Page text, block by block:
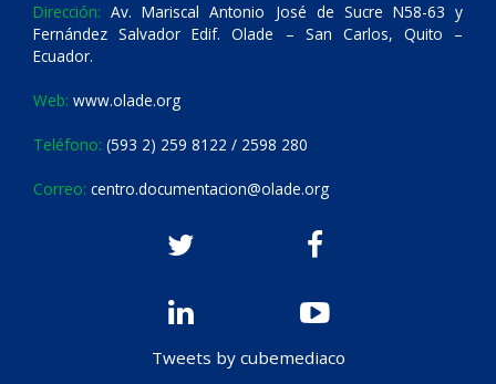
Dirección: Av. Mariscal Antonio José de Sucre N58-63 y
Fernández Salvador Edif. Olade – San Carlos, Quito –
Ecuador.
Web: www.olade.org
Teléfono: (593 2) 259 8122 / 2598 280
Correo: centro.documentacion@olade.org
Tweets by cubemediaco